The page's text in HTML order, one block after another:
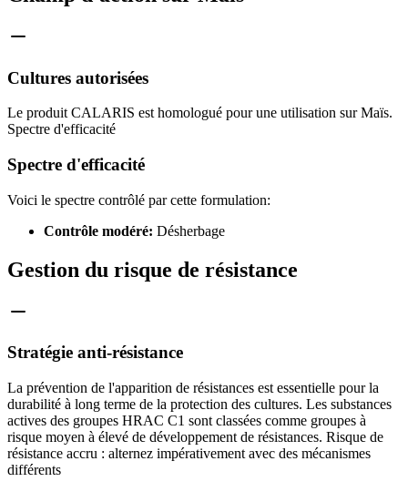
Cultures autorisées
Le produit CALARIS est homologué pour une utilisation sur Maïs.
Spectre d'efficacité
Spectre d'efficacité
Voici le spectre contrôlé par cette formulation:
Contrôle modéré: Désherbage
Gestion du risque de résistance
Stratégie anti-résistance
La prévention de l'apparition de résistances est essentielle pour la
durabilité à long terme de la protection des cultures. Les substances
actives des groupes HRAC C1 sont classées comme groupes à
risque moyen à élevé de développement de résistances. Risque de
résistance accru : alternez impérativement avec des mécanismes
différents